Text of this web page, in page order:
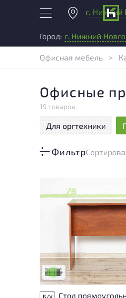
г. Нижний
Город: г. Нижний
Офисная мебель
>
Офисные
19 товаров
Для оргтехники
Фильтр
У товара присутствуют
следы эксплуатации, не
удобство его
Низкая степень износа
Б/У